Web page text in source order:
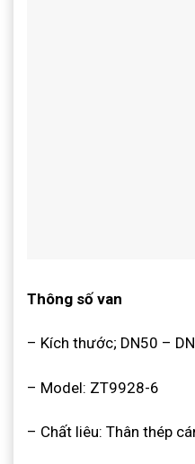
Thông số van
– Kích thước; DN50 –
– Model: ZT9928-6
– Chất liêu: Thân thép